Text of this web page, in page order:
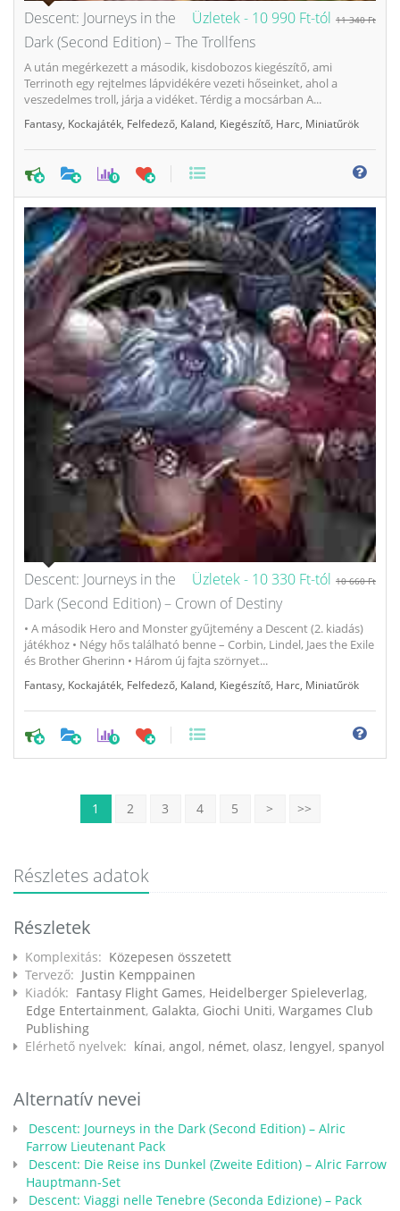
Üzletek - 10 990 Ft-tól 11 340 Ft
Descent: Journeys in the
Dark (Second Edition) – The Trollfens
A után megérkezett a második, kisdobozos kiegészítő, ami
Terrinoth egy rejtelmes lápvidékére vezeti hőseinket, ahol a
veszedelmes troll, járja a vidéket. Térdig a mocsárban A...
Fantasy, Kockajáték, Felfedező, Kaland, Kiegészítő, Harc, Miniatűrök
0
Üzletek - 10 330 Ft-tól 10 660 Ft
Descent: Journeys in the
Dark (Second Edition) – Crown of Destiny
• A második Hero and Monster gyűjtemény a Descent (2. kiadás)
játékhoz • Négy hős található benne – Corbin, Lindel, Jaes the Exile
és Brother Gherinn • Három új fajta szörnyet...
Fantasy, Kockajáték, Felfedező, Kaland, Kiegészítő, Harc, Miniatűrök
0
1 2 3 4 5 > >>
Részletes adatok
Részletek
Komplexitás: Közepesen összetett
Tervező: Justin Kemppainen
Kiadók: Fantasy Flight Games, Heidelberger Spieleverlag,
Edge Entertainment, Galakta, Giochi Uniti, Wargames Club
Publishing
Elérhető nyelvek: kínai, angol, német, olasz, lengyel, spanyol
Alternatív nevei
Descent: Journeys in the Dark (Second Edition) – Alric
Farrow Lieutenant Pack
Descent: Die Reise ins Dunkel (Zweite Edition) – Alric Farrow
Hauptmann-Set
Descent: Viaggi nelle Tenebre (Seconda Edizione) – Pack